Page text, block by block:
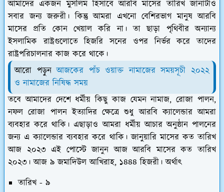
আমাদের একজন মুসলিম হিসাবে আরবি মাসের তারিখ জানাটাও
সবার জন্য জরুরী। কিন্তু আমরা এখনো বেশিরভাগ মানুষ আরবি
মাসের প্রতি কোন খেয়াল করি না। তা ছাড়া পৃথিবীর অন্যান্য
ইসলামিক রাষ্ট্রগুলোতে হিজরি সনের ওপর নির্ভর করে তাদের
রাষ্ট্রপরিচালনার কাজ করে থাকে।
আরো পড়ুনআজকের পাঁচ ওয়াক্ত নামাজের সময়সূচী ২০২২
ও নামাজের নিষিদ্ধ সময়
তবে আমাদের দেশে ধর্মীয় কিছু কাজ যেমন নামাজ, রোজা পালন,
নফল রোজা পালন ইত্যাদির ক্ষেত্রে শুধু আরবি ক্যালেন্ডার আমরা
ব্যবহার করে থাকি। এছাড়াও আমরা ধর্মীয় আচার অনুষ্ঠান পালনের
জন্য এ ক্যালেন্ডার ব্যবহার করে থাকি। জানুয়ারি মাসের কত তারিখ
আজ ২০২৩ এই পোস্টে জানুন আজ আরবি মাসের কত তারিখ
২০২৩। আজ ৯ জমাদিউল আখিরাহ, ১৪৪৪ হিজরী। অর্থাৎ
তারিখ - ৯